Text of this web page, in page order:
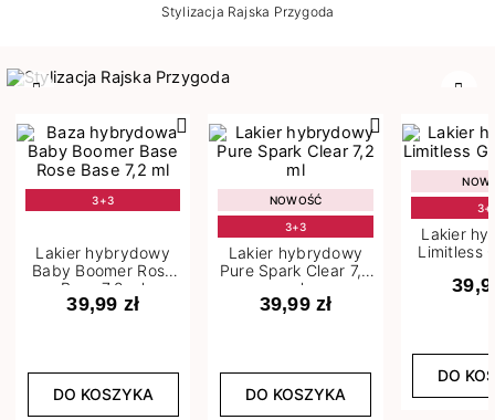
Stylizacja Rajska Przygoda
3+3
Lakier hybrydowy
Baby Boomer Rose
Base 7,2 ml
39,99 zł
DO KOSZYKA
NOWOŚĆ
3+3
Lakier hybrydowy
Pure Spark Clear 7,2
ml
39,99 zł
DO KOSZYKA
Lakier
Limitless
DO